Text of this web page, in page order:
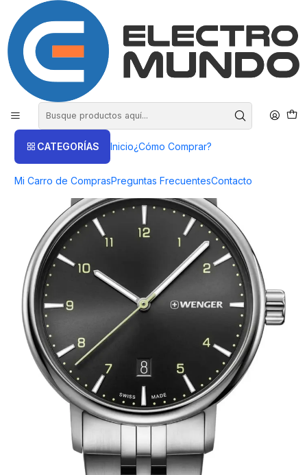
CATEGORÍAS Inicio¿Cómo Comprar?
Mi Carro de ComprasPreguntas FrecuentesContacto
COMPRA HASTA EN 3 CUOTAS SIN INTERES
Inicio Productos Relojes Wenger
Reloj Wenger Urban Classic Dial Negro 40 mm